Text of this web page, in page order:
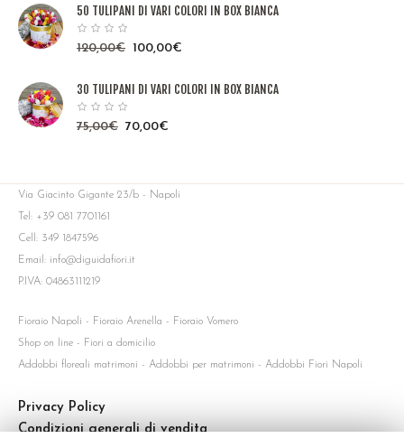
50 TULIPANI DI VARI COLORI IN BOX BIANCA
120,00€ 100,00€
30 TULIPANI DI VARI COLORI IN BOX BIANCA
75,00€ 70,00€
Via Giacinto Gigante 23/b - Napoli
Tel: +39 081 7701161
Cell: 349 1847596
Email: info@diguidafiori.it
P.IVA: 04863111219
Fioraio Napoli - Fioraio Arenella - Fioraio Vomero
Shop on line - Fiori a domicilio
Addobbi floreali matrimoni - Addobbi per matrimoni - Addobbi Fiori Napoli
Privacy Policy
Condizioni generali di vendita